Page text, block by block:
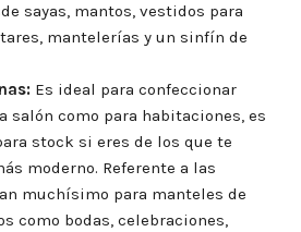
sayas, mantos, vestidos para
mantelerías y un sinfín de
Es ideal para confeccionar
salón como para habitaciones, es
stock si eres de los que te
moderno. Referente a las
muchísimo para manteles de
como bodas, celebraciones,